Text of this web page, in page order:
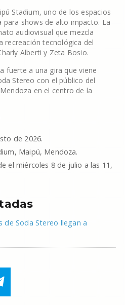
Stadium, uno de los espacios
para shows de alto impacto. La
audiovisual que mezcla
recreación tecnológica del
Alberti y Zeta Bosio.
fuerte a una gira que viene
Stereo con el público del
en el centro de la
de 2026.
Maipú, Mendoza.
el miércoles 8 de julio a las 11,
de Soda Stereo llegan a